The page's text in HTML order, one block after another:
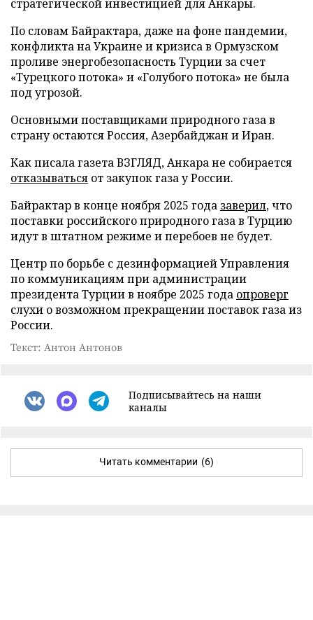
стратегической инвестицией для Анкары.
По словам Байрактара, даже на фоне пандемии,
конфликта на Украине и кризиса в Ормузском
проливе энергобезопасность Турции за счет
«Турецкого потока» и «Голубого потока» не была
под угрозой.
Основными поставщиками природного газа в
страну остаются Россия, Азербайджан и Иран.
Как писала газета ВЗГЛЯД, Анкара не собирается
отказываться от закупок газа у России.
Байрактар в конце ноября 2025 года заверил, что
поставки российского природного газа в Турцию
идут в штатном режиме и перебоев не будет.
Центр по борьбе с дезинформацией Управления
по коммуникациям при администрации
президента Турции в ноябре 2025 года опроверг
слухи о возможном прекращении поставок газа из
России.
Текст: Антон Антонов
Подписывайтесь на наши
каналы
Читать комментарии (6)